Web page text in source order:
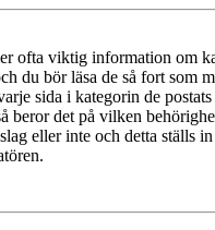
ofta viktig information om
du bör läsa de så fort som
sida i kategorin de
beror det på vilken
eller inte och detta ställs